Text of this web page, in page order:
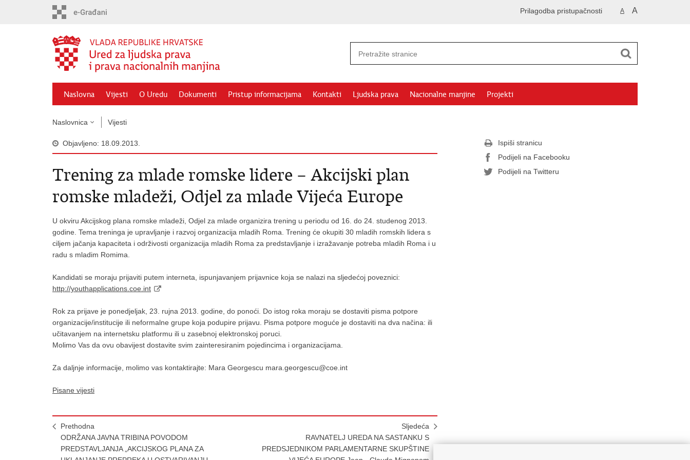
A A
Prilagodba pristupačnosti
Naslovna Vijesti O Uredu Dokumenti Pristup informacijama Kontakti Ljudska prava Nacionalne manjine Projekti
Naslovnica Vijesti
Objavljeno: 18.09.2013.
Trening za mlade romske lidere – Akcijski plan
romske mladeži, Odjel za mlade Vijeća Europe
U okviru Akcijskog plana romske mladeži, Odjel za mlade organizira trening u periodu od 16. do 24. studenog 2013.
godine. Tema treninga je upravljanje i razvoj organizacija mladih Roma. Trening će okupiti 30 mladih romskih lidera s
ciljem jačanja kapaciteta i održivosti organizacija mladih Roma za predstavljanje i izražavanje potreba mladih Roma i u
radu s mladim Romima.
Kandidati se moraju prijaviti putem interneta, ispunjavanjem prijavnice koja se nalazi na sljedećoj poveznici:
http://youthapplications.coe.int
Rok za prijave je ponedjeljak, 23. rujna 2013. godine, do ponoći. Do istog roka moraju se dostaviti pisma potpore
organizacije/institucije ili neformalne grupe koja podupire prijavu. Pisma potpore moguće je dostaviti na dva načina: ili
učitavanjem na internetsku platformu ili u zasebnoj elektronskoj poruci.
Molimo Vas da ovu obavijest dostavite svim zainteresiranim pojedincima i organizacijama.
Za daljnje informacije, molimo vas kontaktirajte: Mara Georgescu mara.georgescu@coe.int
Pisane vijesti
Prethodna
ODRŽANA JAVNA TRIBINA POVODOM
PREDSTAVLJANJA „AKCIJSKOG PLANA ZA
Sljedeća
RAVNATELJ UREDA NA SASTANKU S
PREDSJEDNIKOM PARLAMENTARNE SKUPŠTINE
Ispiši stranicu
Podijeli na Facebooku
Podijeli na Twitteru